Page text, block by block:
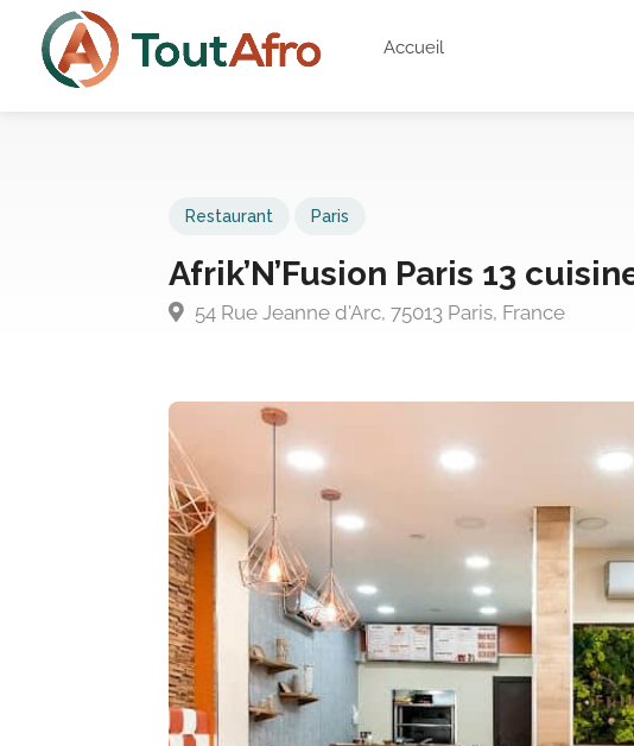
Accueil
Restaurant Paris
Afrik’N’Fusion Paris 13
54 Rue Jeanne d'Arc, 75013 Paris, France